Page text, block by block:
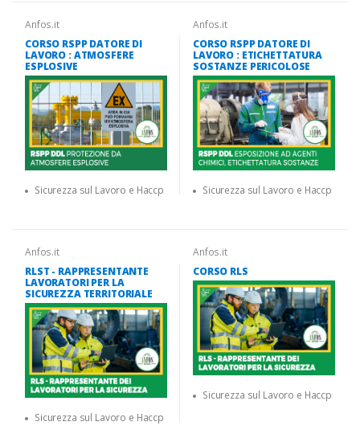
Anfos.it
CORSO RSPP DATORE DI
LAVORO : ATMOSFERE
ESPLOSIVE
Sicurezza sul Lavoro e Haccp
Anfos.it
CORSO RSPP DATORE DI
LAVORO : ETICHETTATURA
SOSTANZE PERICOLOSE
Sicurezza sul Lavoro e Haccp
Anfos.it
RLST - RAPPRESENTANTE
LAVORATORI PER LA
SICUREZZA TERRITORIALE
Sicurezza sul Lavoro e Haccp
Anfos.it
CORSO RLS
Sicurezza sul Lavoro e Haccp